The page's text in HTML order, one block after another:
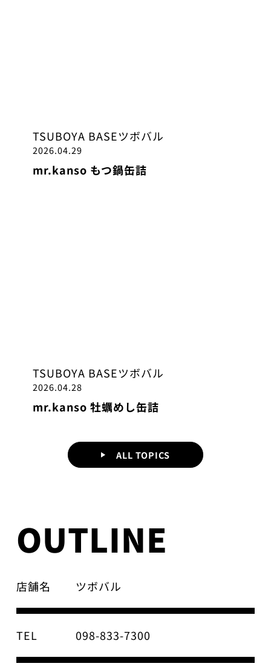
mr.kanso もつ鍋缶詰
2026.04.29
TSUBOYA BASEツボバル
mr.kanso 牡蠣めし缶詰
2026.04.28
TSUBOYA BASEツボバル
ALL TOPICS
OUTLINE
店舗名 ツボバル
TEL 098-833-7300